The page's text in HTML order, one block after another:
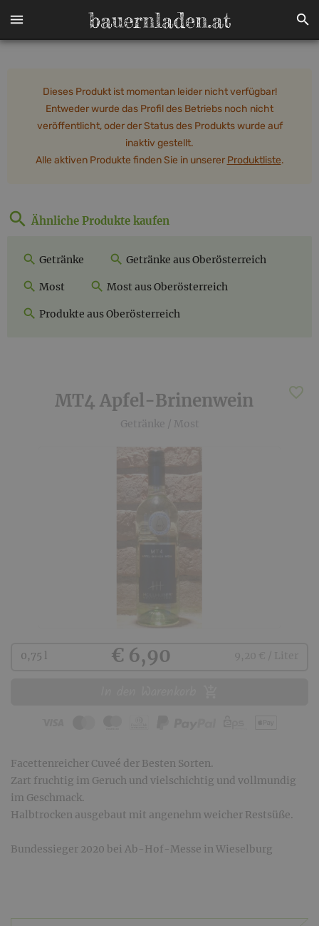
Dieses Produkt ist momentan leider nicht verfügbar!
Entweder wurde das Profil des Betriebs noch nicht
veröffentlicht, oder der Status des Produkts wurde auf
inaktiv gestellt.
Alle aktiven Produkte finden Sie in unserer Produktliste.
Ähnliche Produkte kaufen
Getränke Getränke aus Oberösterreich
Most Most aus Oberösterreich
Produkte aus Oberösterreich
MT4 Apfel-Brinenwein
Getränke / Most
Kaufen
0,75 l € 6,90
Facettenreicher Cuveé der Besten Sorten.
Zart fruchtig im Geruch und vielschichtig und vollmundig
im Geschmack.
Halbtrocken ausgebaut mit angenehm weicher Restsüße.
Bundessieger 2020 bei Ab-Hof-Messe in Wieselburg